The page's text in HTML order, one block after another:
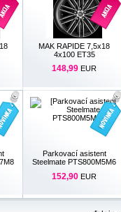
MAK RAPIDE 7,5x18
4x100 ET35
148,99 EUR
Parkovací asistent
Steelmate PTS800M5M6
152,90 EUR